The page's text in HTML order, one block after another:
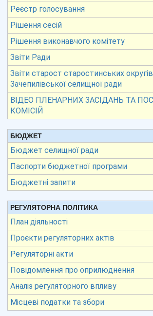
Реєстр голосування
Рішення сесій
Рішення виконавчого комітету
Звіти Ради
Звіти старост старостинських округів
Зачепилівської селищної ради
ВІДЕО ПЛЕНАРНИХ ЗАСІДАНЬ ТА
КОМІСІЙ
БЮДЖЕТ
Бюджет селищної ради
Паспорти бюджетної програми
Бюджетні запити
РЕГУЛЯТОРНА ПОЛІТИКА
План діяльності
Проєкти регуляторних актів
Регуляторні акти
Повідомлення про оприлюднення
Аналіз регуляторного впливу
Місцеві податки та збори